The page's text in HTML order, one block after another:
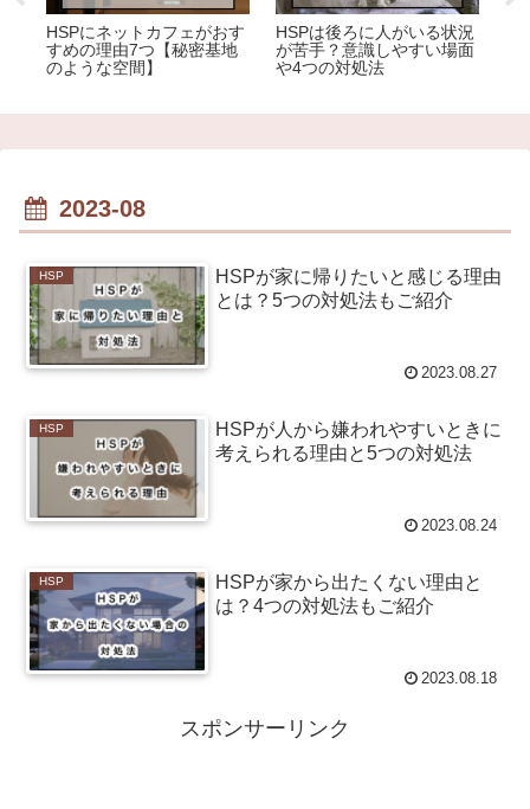
HSPにネットカフェがおす
すめの理由7つ【秘密基地
のような空間】
HSPは後ろに人がいる状況
が苦手？意識しやすい場面
や4つの対処法
2023-08
HSP
HSPが家に帰りたいと感じる理由
とは？5つの対処法もご紹介
2023.08.27
HSP
HSPが人から嫌われやすいときに
考えられる理由と5つの対処法
2023.08.24
HSP
HSPが家から出たくない理由と
は？4つの対処法もご紹介
2023.08.18
スポンサーリンク